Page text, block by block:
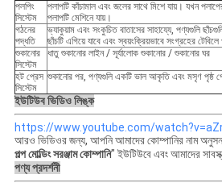
পলপিং
সিস্টেম
পলাপটি কাঁচামাল এবং জলের সাথে মিশে যায়। যখন
পলাপটি মেশিনে যায়।
গঠনের
পদ্ধতি
ভ্যাকুয়াম এবং সংকুচিত বাতাসের সাহায্যে, পণ্যগুলি
ছাঁচটি এগিয়ে যাবে এবং স্বয়ংক্রিয়ভাবে সংগ্রহের
শুকানোর
সিস্টেম
ধাতু শুকানোর লাইন / সূর্যালোক শুকানোর / শুকানোর ঘর
হট প্রেস
সিস্টেম
শুকানোর পর, পণ্যগুলি একটি ভাল আকৃতি এবং মসৃণ পৃষ্ঠ
ইউটিউব ভিডিও লিঙ্ক
https://www.youtube.com/
আরও ভিডিওর জন্য, আপনি আমাদের কোম্পানির নাম
পল্প মোল্ডিং সরঞ্জাম কোম্পানি" ইউটিউবে এবং আমাদের
পণ্য প্রদর্শনী